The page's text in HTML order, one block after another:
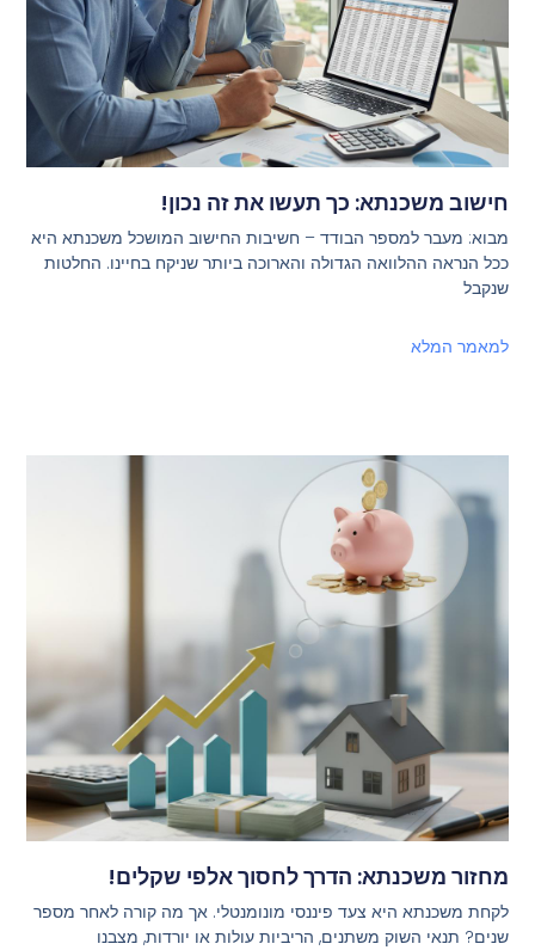
חישוב משכנתא: כך תעשו את זה נכון!
מבוא: מעבר למספר הבודד – חשיבות החישוב המושכל משכנתא היא
ככל הנראה ההלוואה הגדולה והארוכה ביותר שניקח בחיינו. החלטות
שנקבל
למאמר המלא
מחזור משכנתא: הדרך לחסוך אלפי שקלים!
לקחת משכנתא היא צעד פיננסי מונומנטלי. אך מה קורה לאחר מספר
שנים? תנאי השוק משתנים, הריביות עולות או יורדות, מצבנו